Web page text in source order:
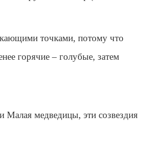
точками, потому что
горячие – голубые, затем
Малая медведицы, эти созвездия